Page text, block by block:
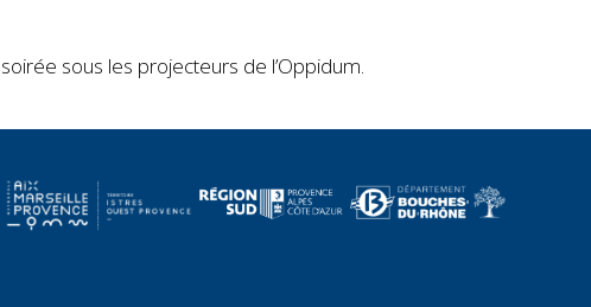
sous les projecteurs de l’Oppidum.